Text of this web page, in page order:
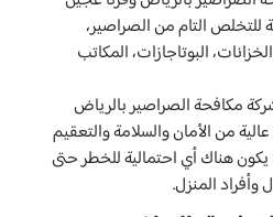
التام من الصراصير،
البوتاجازات، المكاتب
مكافحة الصراصير بالرياض
من الأمان والسلامة والتعقيم
هناك أي احتمالية للخطر حتى